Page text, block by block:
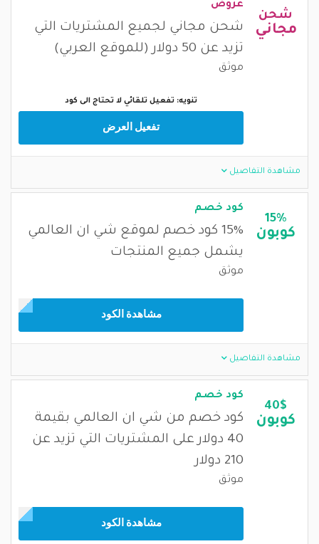
شحن
مجاني
عروض
شحن مجاني لجميع المشتريات التي
تزيد عن 50 دولار (للموقع العربي)
موثق
تنويه: تفعيل تلقائي لا تحتاج الى كود
تفعيل العرض
مشاهدة التفاصيل
15%
كوبون
كود خصم
15% كود خصم لموقع شي ان العالمي
يشمل جميع المنتجات
موثق
مشاهدة الكود
مشاهدة التفاصيل
40$
كوبون
كود خصم
كود خصم من شي ان العالمي بقيمة
40 دولار على المشتريات التي تزيد عن
210 دولار
موثق
مشاهدة الكود